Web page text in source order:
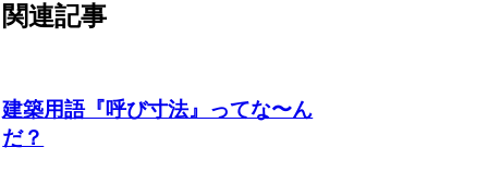
関連記事
建築用語『呼び寸法』ってな〜ん
だ？